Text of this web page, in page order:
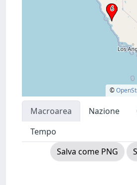
©
Macroarea Nazione
Tempo
Salva come PNG